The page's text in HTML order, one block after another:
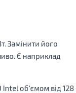
Замінити його
Є наприклад
об'ємом від 128